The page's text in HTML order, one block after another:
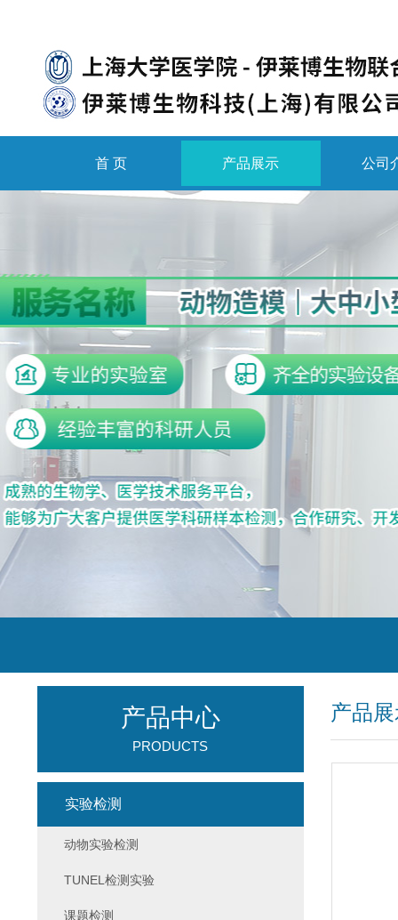
首 页 产品展示 公司
产品
产品中心
PRODUCTS
实验检测
动物实验检测
TUNEL检测实验
课题检测